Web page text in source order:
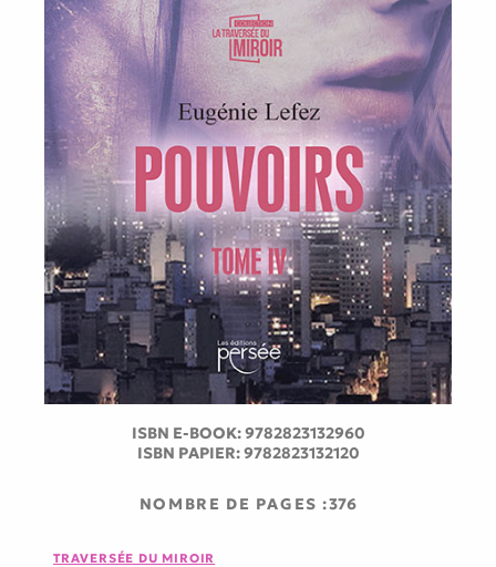
ISBN E-BOOK:9782823132960
ISBN PAPIER:9782823132120
NOMBRE DE PAGES :376
TRAVERSÉE DU MIROIR